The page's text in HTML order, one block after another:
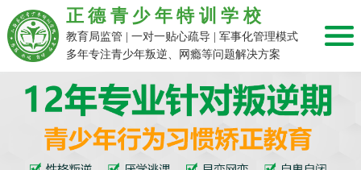
正德青少年特训学校
教育局监管 | 一对一贴心疏导 | 军事化管理模式
多年专注青少年叛逆、网瘾等问题解决方案